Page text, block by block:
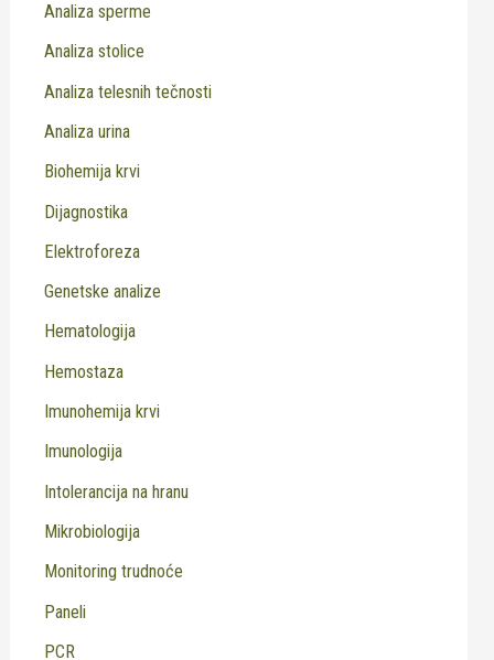
Analiza sperme
Analiza stolice
Analiza telesnih tečnosti
Analiza urina
Biohemija krvi
Dijagnostika
Elektroforeza
Genetske analize
Hematologija
Hemostaza
Imunohemija krvi
Imunologija
Intolerancija na hranu
Mikrobiologija
Monitoring trudnoće
Paneli
PCR